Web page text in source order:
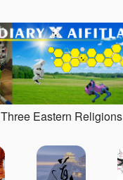
Three Eastern Religions